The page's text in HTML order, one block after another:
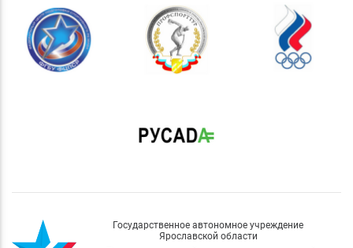
Государственное автономное учреждение
Ярославской области